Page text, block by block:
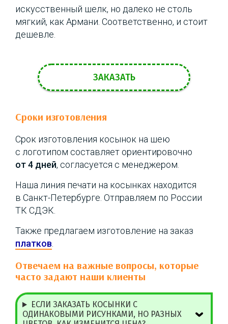
искусственный шелк, но далеко не столь
мягкий, как Армани. Соответственно, и стоит
дешевле.
ЗАКАЗАТЬ
Сроки изготовления
Срок изготовления косынок на шею
с логотипом составляет ориентировочно
от 4 дней, согласуется с менеджером.
Наша линия печати на косынках находится
в Санкт-Петербурге. Отправляем по России
ТК СДЭК.
Также предлагаем изготовление на заказ
платков.
Отвечаем на важные вопросы, которые
часто задают наши клиенты
ЕСЛИ ЗАКАЗАТЬ КОСЫНКИ С
ОДИНАКОВЫМИ РИСУНКАМИ, НО РАЗНЫХ